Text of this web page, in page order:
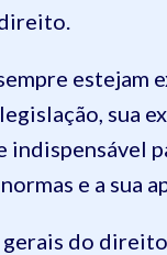
estejam
sua
indispensável
e a sua
do